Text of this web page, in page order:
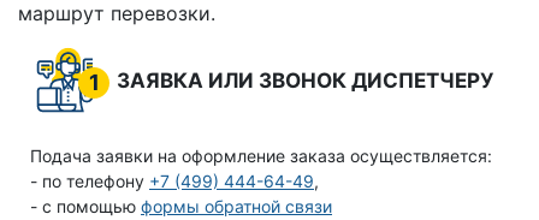
маршрут перевозки.
1 ЗАЯВКА ИЛИ ЗВОНОК ДИСПЕТЧЕРУ
Подача заявки на оформление заказа осуществляется:
- по телефону +7 (499) 444-64-49,
- с помощью формы обратной связи